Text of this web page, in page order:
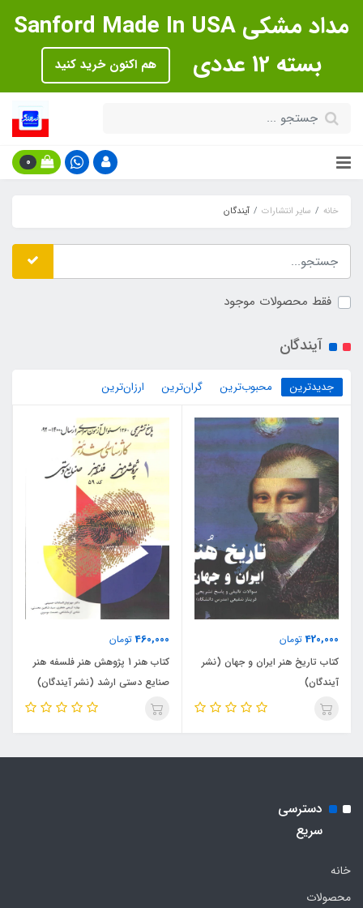
مداد مشکی Sanford Made In USA
بسته 12 عددی
هم اکنون خرید کنید
0
خانه سایر انتشارات آیندگان
فقط محصولات موجود
آیندگان
جدیدترین محبوب‌ترین گران‌ترین ارزان‌ترین
420,000تومان
کتاب تاریخ هنر ایران و جهان (نشر
آیندگان)
460,000تومان
کتاب هنر 1 پژوهش هنر فلسفه هنر
صنایع دستی ارشد (نشر آیندگان)
دسترسی
سریع
خانه
محصولات